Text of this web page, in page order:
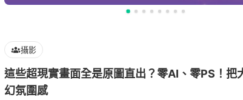
攝影
這些超現實畫面全是原圖直出？零AI、零PS！把
幻氛圍感